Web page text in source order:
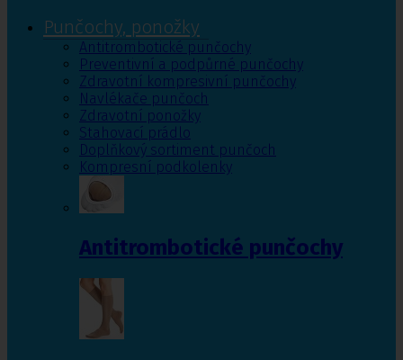
Punčochy, ponožky
Antitrombotické punčochy
Preventivní a podpůrné punčochy
Zdravotní kompresivní punčochy
Navlékače punčoch
Zdravotní ponožky
Stahovací prádlo
Doplňkový sortiment punčoch
Kompresní podkolenky
Antitrombotické punčochy